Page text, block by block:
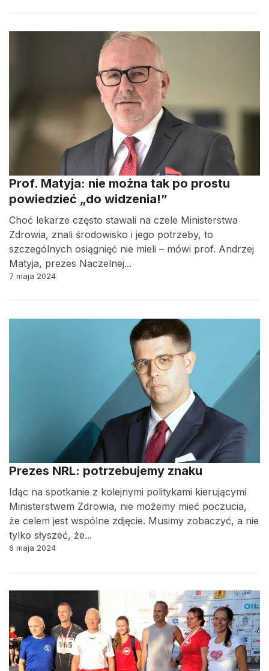
Prof. Matyja: nie można tak po prostu
powiedzieć „do widzenia!”
Choć lekarze często stawali na czele Ministerstwa
Zdrowia, znali środowisko i jego potrzeby, to
szczególnych osiągnięć nie mieli – mówi prof. Andrzej
Matyja, prezes Naczelnej...
7 maja 2024
Prezes NRL: potrzebujemy znaku
Idąc na spotkanie z kolejnymi politykami kierującymi
Ministerstwem Zdrowia, nie możemy mieć poczucia,
że celem jest wspólne zdjęcie. Musimy zobaczyć, a nie
tylko słyszeć, że...
6 maja 2024